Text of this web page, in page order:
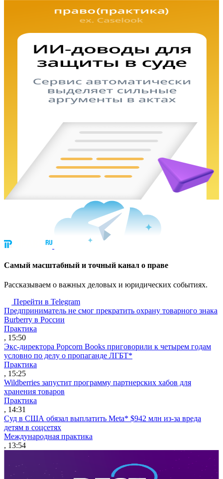
Cамый масштабный и точный канал о праве
Рассказываем о важных деловых и юридических событиях.
Перейти в Telegram
Предприниматель не смог прекратить охрану товарного знака
Burberry в России
Практика
, 15:50
Экс-директора Popcorn Books приговорили к четырем годам
условно по делу о пропаганде ЛГБТ*
Практика
, 15:25
Wildberries запустит программу партнерских хабов для
хранения товаров
Практика
, 14:31
Суд в США обязал выплатить Meta* $942 млн из-за вреда
детям в соцсетях
Международная практика
, 13:54